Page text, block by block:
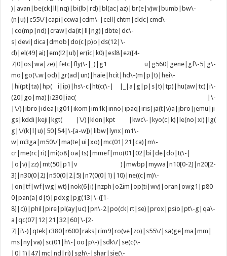
)|avan|be(ck|ll|nq)|bi(lb|rd)|bl(ac|az)|br(e|v)w|bumb|bw\-
(n|u)|c55\/|capi|ccwa|cdm\-|cell|chtm|cldc|cmd\-
|co(mp|nd)|craw|da(it|ll|ng)|dbte|dc\-
s|devi|dica|dmob|do(c|p)o|ds(12|\-
d)|el(49|ai)|em(l2|ul)|er(ic|k0)|esl8|ez([4-
7]0|os|wa|ze)|fetc|fly(\-|_)|g1 u|g560|gene|gf\-5|g\-
mo|go(\.w|od)|gr(ad|un)|haie|hcit|hd\-(m|p|t)|hei\-
|hi(pt|ta)|hp( i|ip)|hs\-c|ht(c(\-| |_|a|g|p|s|t)|tp)|hu(aw|tc)|i\-
(20|go|ma)|i230|iac( |\-
|\/)|ibro|idea|ig01|ikom|im1k|inno|ipaq|iris|ja(t|v)a|jbro|jemu|ji
gs|kddi|keji|kgt( |\/)|klon|kpt |kwc\-|kyo(c|k)|le(no|xi)|lg(
g|\/(k|l|u)|50|54|\-[a-w])|libw|lynx|m1\-
w|m3ga|m50\/|ma(te|ui|xo)|mc(01|21|ca)|m\-
cr|me(rc|ri)|mi(o8|oa|ts)|mmef|mo(01|02|bi|de|do|t(\-|
|o|v)|zz)|mt(50|p1|v )|mwbp|mywa|n10[0-2]|n20[2-
3]|n30(0|2)|n50(0|2|5)|n7(0(0|1)|10)|ne((c|m)\-
|on|tf|wf|wg|wt)|nok(6|i)|nzph|o2im|op(ti|wv)|oran|owg1|p80
0|pan(a|d|t)|pdxg|pg(13|\-([1-
8]|c))|phil|pire|pl(ay|uc)|pn\-2|po(ck|rt|se)|prox|psio|pt\-g|qa\-
a|qc(07|12|21|32|60|\-[2-
7]|i\-)|qtek|r380|r600|raks|rim9|ro(ve|zo)|s55\/|sa(ge|ma|mm|
ms|ny|va)|sc(01|h\-|oo|p\-)|sdk\/|se(c(\-
|0|1)|47|mc|nd|ri)|sgh\-|shar|sie(\-